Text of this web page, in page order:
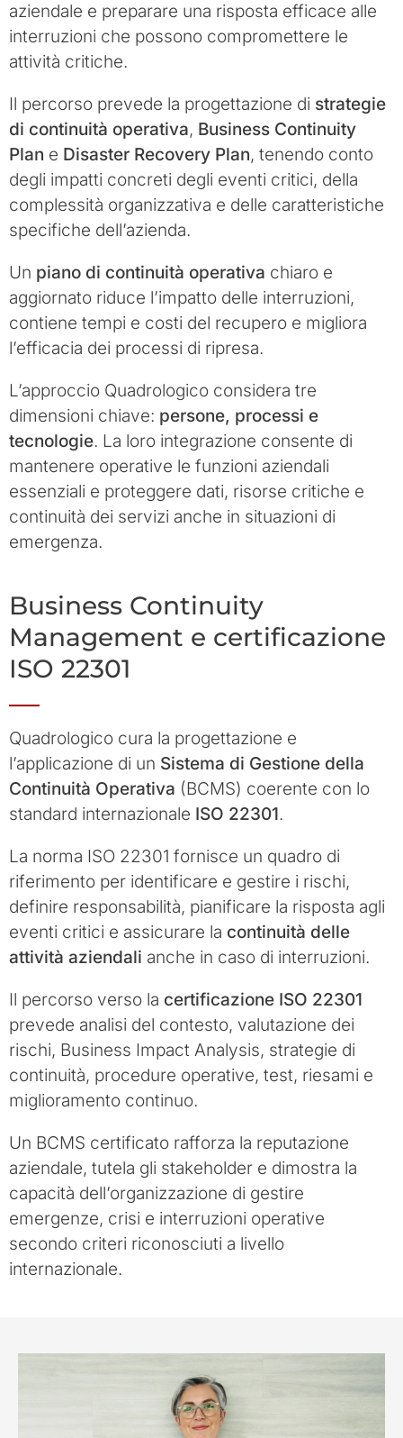
aziendale e preparare una risposta efficace alle
interruzioni che possono compromettere le
attività critiche.
Il percorso prevede la progettazione di strategie
di continuità operativa, Business Continuity
Plan e Disaster Recovery Plan, tenendo conto
degli impatti concreti degli eventi critici, della
complessità organizzativa e delle caratteristiche
specifiche dell’azienda.
Un piano di continuità operativa chiaro e
aggiornato riduce l’impatto delle interruzioni,
contiene tempi e costi del recupero e migliora
l’efficacia dei processi di ripresa.
L’approccio Quadrologico considera tre
dimensioni chiave: persone, processi e
tecnologie. La loro integrazione consente di
mantenere operative le funzioni aziendali
essenziali e proteggere dati, risorse critiche e
continuità dei servizi anche in situazioni di
emergenza.
Business Continuity
Management e certificazione
ISO 22301
Quadrologico cura la progettazione e
l’applicazione di un Sistema di Gestione della
Continuità Operativa (BCMS) coerente con lo
standard internazionale ISO 22301.
La norma ISO 22301 fornisce un quadro di
riferimento per identificare e gestire i rischi,
definire responsabilità, pianificare la risposta agli
eventi critici e assicurare la continuità delle
attività aziendali anche in caso di interruzioni.
Il percorso verso la certificazione ISO 22301
prevede analisi del contesto, valutazione dei
rischi, Business Impact Analysis, strategie di
continuità, procedure operative, test, riesami e
miglioramento continuo.
Un BCMS certificato rafforza la reputazione
aziendale, tutela gli stakeholder e dimostra la
capacità dell’organizzazione di gestire
emergenze, crisi e interruzioni operative
secondo criteri riconosciuti a livello
internazionale.